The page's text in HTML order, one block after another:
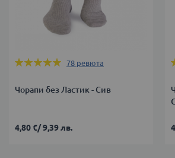
Оценка:
78 ревюта
Чорапи без Ластик - Сив
4,80 €/9,39 лв.